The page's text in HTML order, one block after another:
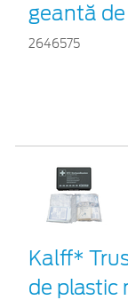
geantă
2646575
Kalff*
de plastic